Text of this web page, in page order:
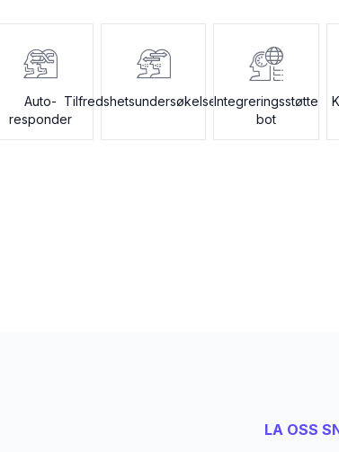
Auto-
responder
TilfredshetsundersøkelsesbotIntegreringsstøtte
bot
LA OSS